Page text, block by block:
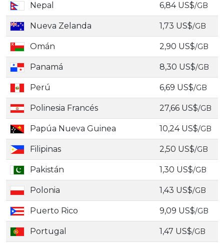
Nepal 6,84 US$/GB
Nueva Zelanda 1,73 US$/GB
Omán 2,90 US$/GB
Panamá 8,30 US$/GB
Perú 6,69 US$/GB
Polinesia Francés 27,66 US$/GB
Papúa Nueva Guinea 10,24 US$/GB
Filipinas 2,50 US$/GB
Pakistán 1,30 US$/GB
Polonia 1,43 US$/GB
Puerto Rico 9,09 US$/GB
Portugal 1,47 US$/GB